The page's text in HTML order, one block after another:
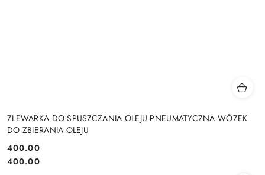
ZLEWARKA DO SPUSZCZANIA OLEJU PNEUMATYCZNA WÓZEK
DO ZBIERANIA OLEJU
Cena:
400.00
Cena:
400.00